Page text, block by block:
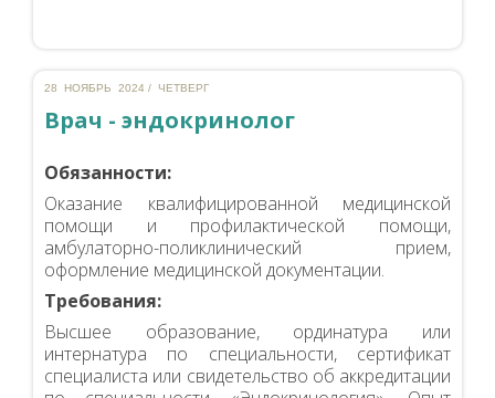
28 НОЯБРЬ 2024 / ЧЕТВЕРГ
Врач - эндокринолог
Обязанности:
Оказание квалифицированной медицинской
помощи и профилактической помощи,
амбулаторно-поликлинический прием,
оформление медицинской документации.
Требования:
Высшее образование, ординатура или
интернатура по специальности, сертификат
специалиста или свидетельство об аккредитации